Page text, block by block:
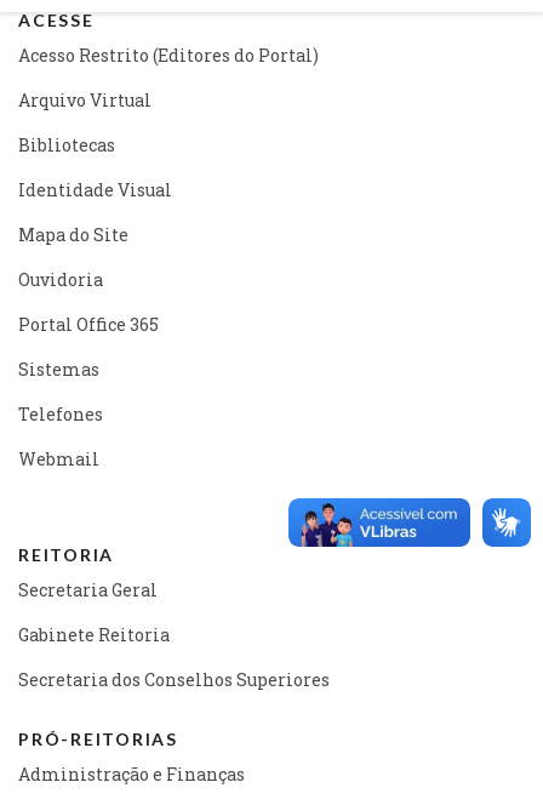
ACESSE
Acesso Restrito (Editores do Portal)
Arquivo Virtual
Bibliotecas
Identidade Visual
Mapa do Site
Ouvidoria
Portal Office 365
Sistemas
Telefones
Webmail
REITORIA
Secretaria Geral
Gabinete Reitoria
Secretaria dos Conselhos Superiores
PRÓ-REITORIAS
Administração e Finanças